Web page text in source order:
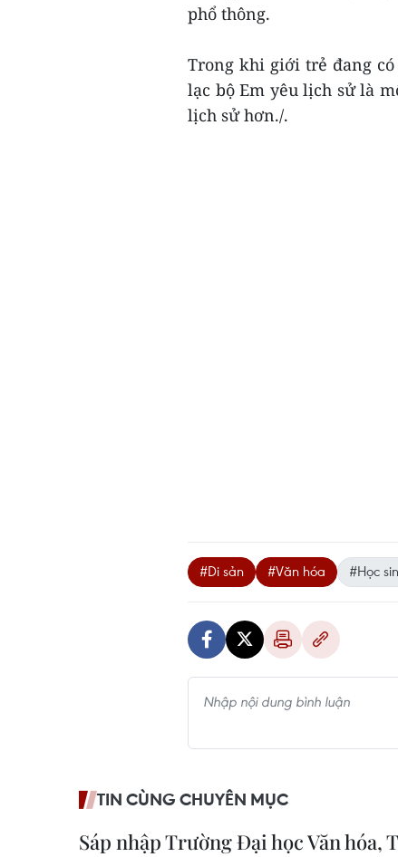
phổ thông.
Trong khi giới trẻ đang
lạc bộ Em yêu lịch sử là
lịch sử hơn./.
#Di sản #Văn hóa #Học
TIN CÙNG CHUYÊN MỤC
Sáp nhập Trường Đại học Văn hóa,